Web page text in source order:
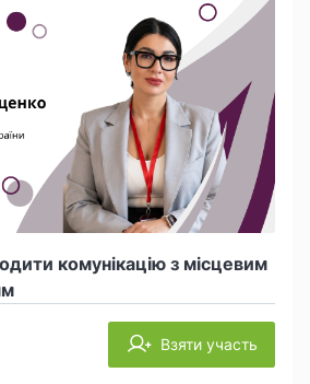
комунікацію з місцевим
Взяти участь